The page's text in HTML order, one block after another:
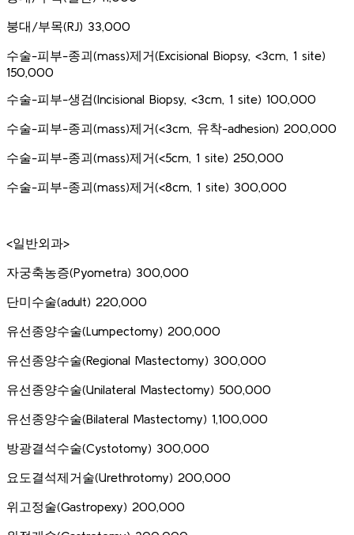
붕대/부목(RJ) 33,000
수술-피부-종괴(mass)제거(Excisional Biopsy, <3cm, 1 site)
150,000
수술-피부-생검(Incisional Biopsy, <3cm, 1 site) 100,000
수술-피부-종괴(mass)제거(<3cm, 유착-adhesion) 200,000
수술-피부-종괴(mass)제거(<5cm, 1 site) 250,000
수술-피부-종괴(mass)제거(<8cm, 1 site) 300,000
<일반외과>
​자궁축농증(Pyometra) 300,000
단미수술(adult) 220,000
유선종양수술(Lumpectomy) 200,000
유선종양수술(Regional Mastectomy) 300,000
유선종양수술(Unilateral Mastectomy) 500,000
유선종양수술(Bilateral Mastectomy) 1,100,000
방광결석수술(Cystotomy) 300,000
요도결석제거술(Urethrotomy) 200,000
위고정술(Gastropexy) 200,000